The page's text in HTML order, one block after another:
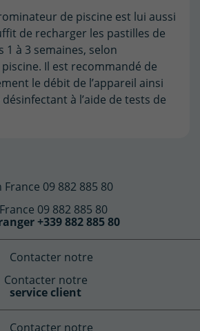
(3 avis)
de piscine est lui aussi
de recharger les pastilles de
à 3 semaines, selon
Il est recommandé de
le débit de l’appareil ainsi
à l’aide de tests de
09 882 885 80
+339 882 885 80
Contacter notre
service client